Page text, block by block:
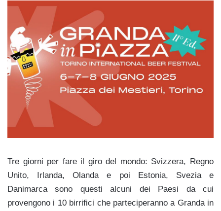
Tre giorni per fare il giro del mondo: Svizzera, Regno
Unito, Irlanda, Olanda e poi Estonia, Svezia e
Danimarca sono questi alcuni dei Paesi da cui
provengono i 10 birrifici che parteciperanno a Granda in